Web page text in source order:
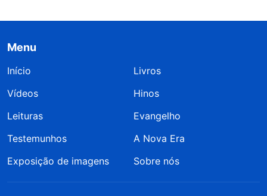
Menu
Início
Livros
Vídeos
Hinos
Leituras
Evangelho
Testemunhos
A Nova Era
Exposição de imagens
Sobre nós